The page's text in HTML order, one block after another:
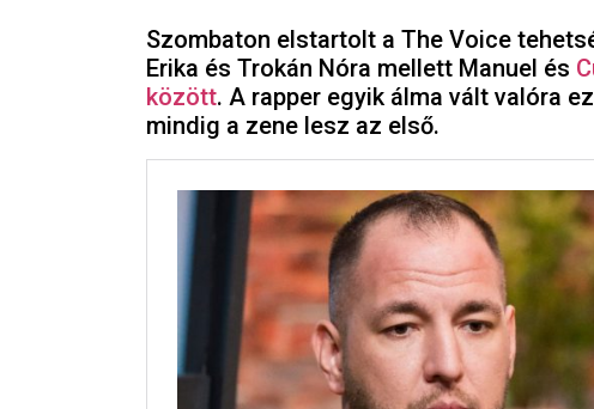
Szombaton elstartolt a The Voice
Erika és Trokán Nóra mellett Manuel és
között. A rapper egyik álma vált valóra
mindig a zene lesz az első.